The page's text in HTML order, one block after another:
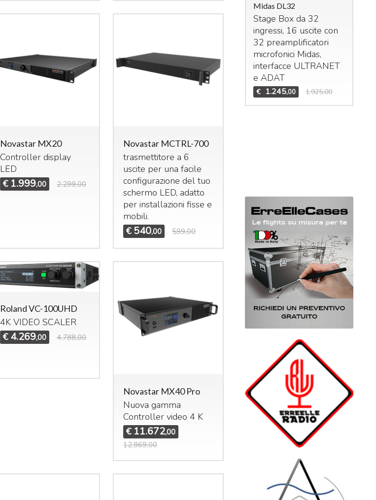
Novastar MX20
Controller display
LED
€ 1.999,00 2.299,00
Novastar MCTRL-700
trasmettitore a 6
uscite per una facile
configurazione del tuo
schermo LED, adatto
per installazioni fisse e
mobili.
€ 540,00 599,00
Roland VC-100UHD
4KVIDEO SCALER
€ 4.269,00 4.788,00
Novastar MX40 Pro
Nuova gamma
Controller video 4 K
€ 11.672,00
12.969,00
Midas M32 Live / DL32
Bundle
€ 4.655
Mixer digitale per live
e studio. 40 ingressi –
25 bus (16 Aux, 6
). n°8 effetti
Midas DL32
Stage Box da 32
ingressi, 16 uscite con
32 preamplificatori
microfonici Midas,
interfacce ULTRANET
eADAT
€ 1.245,00 1.925,00